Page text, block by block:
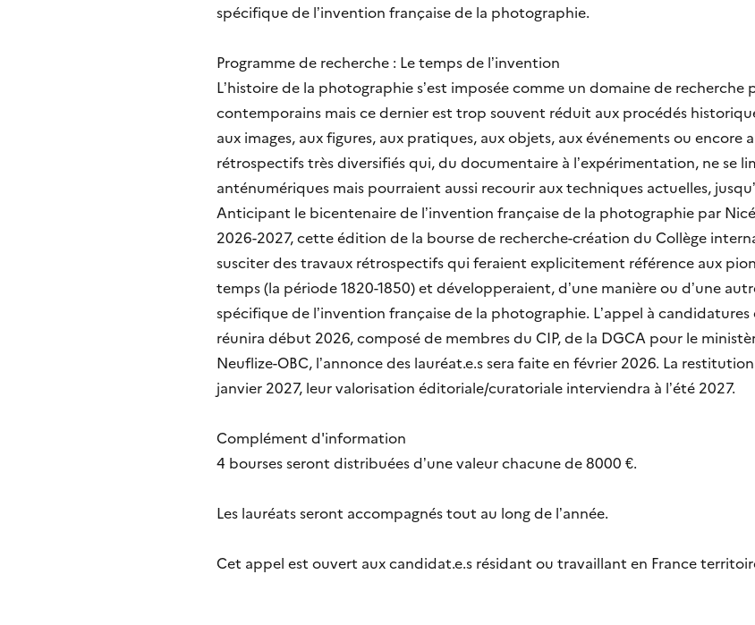
spécifique de l’invention française de la photographie.
Programme de recherche : Le temps de l’invention
L’histoire de la photographie s’est imposée comme un domaine de recherche
contemporains mais ce dernier est trop souvent réduit aux procédés
aux images, aux figures, aux pratiques, aux objets, aux événements ou encore
rétrospectifs très diversifiés qui, du documentaire à l’expérimentation, ne se
anténumériques mais pourraient aussi recourir aux techniques actuelles,
Anticipant le bicentenaire de l’invention française de la photographie par
2026-2027, cette édition de la bourse de recherche-création du Collège
susciter des travaux rétrospectifs qui feraient explicitement référence aux
temps (la période 1820-1850) et développeraient, d’une manière ou d’une
spécifique de l’invention française de la photographie. L’appel à candidatures
réunira début 2026, composé de membres du CIP, de la DGCA pour le
Neuflize-OBC, l’annonce des lauréat.e.s sera faite en février 2026. La
janvier 2027, leur valorisation éditoriale/curatoriale interviendra à l’été 2027.
Complément d'information
4 bourses seront distribuées d’une valeur chacune de 8000 €.
Les lauréats seront accompagnés tout au long de l’année.
Cet appel est ouvert aux candidat.e.s résidant ou travaillant en France